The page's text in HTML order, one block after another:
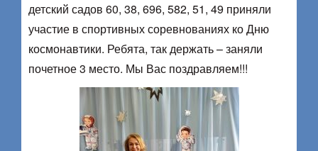
детский садов 60, 38, 696, 582, 51, 49 приняли
участие в спортивных соревнованиях ко Дню
космонавтики. Ребята, так держать – заняли
почетное 3 место. Мы Вас поздравляем!!!